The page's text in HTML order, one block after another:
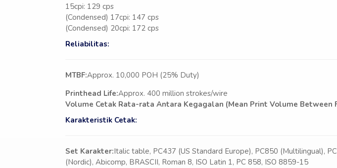
15cpi: 129 cps
(Condensed) 17cpi: 147 cps
(Condensed) 20cpi: 172 cps
Reliabilitas:
MTBF:Approx. 10,000 POH (25% Duty)
Printhead Life:Approx. 400 million strokes/wire
Volume Cetak Rata-rata Antara Kegagalan (Mean Print Volume Between
Karakteristik Cetak:
Set Karakter:Italic table, PC437 (US Standard Europe), PC850 (Multilingual),
(Nordic), Abicomp, BRASCII, Roman 8, ISO Latin 1, PC 858, ISO 8859-15